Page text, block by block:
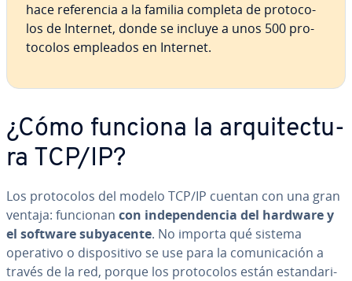
hace re­fe­re­n­cia a la familia completa de pro­to­co­
los de Internet, donde se incluye a unos 500 pro­
to­co­los empleados en Internet.
¿Cómo funciona la ar­qui­te­c­tu­
ra TCP/IP?
Los pro­to­co­los del modelo TCP/IP cuentan con una gran
ventaja: funcionan con in­de­pe­n­de­n­cia del hardware y
el software su­b­ya­ce­n­te. No importa qué sistema
operativo o di­s­po­si­ti­vo se use para la co­mu­ni­ca­ción a
través de la red, porque los pro­to­co­los están es­ta­n­da­ri­